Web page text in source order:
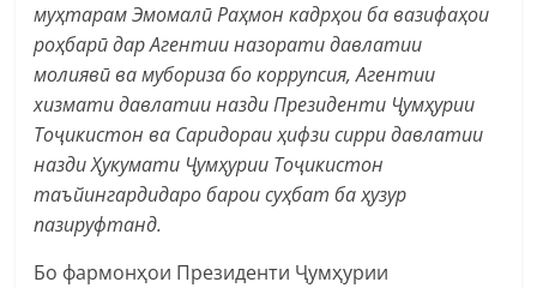
муҳтарам Эмомалӣ Раҳмон кадрҳои ба вазифаҳои
роҳбарӣ дар Агентии назорати давлатии
молиявӣ ва мубориза бо коррупсия, Агентии
хизмати давлатии назди Президенти Ҷумҳурии
Тоҷикистон ва Саридораи ҳифзи сирри давлатии
назди Ҳукумати Ҷумҳурии Тоҷикистон
таъйингардидаро барои суҳбат ба ҳузур
пазируфтанд.
Бо фармонҳои Президенти Ҷумҳурии